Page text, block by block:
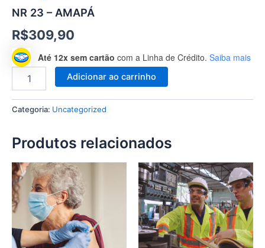
NR 23 – AMAPÁ
R$309,90
Até 12x sem cartão com a Linha de Crédito. Saiba mais
Adicionar ao carrinho
Categoria: Uncategorized
Produtos relacionados